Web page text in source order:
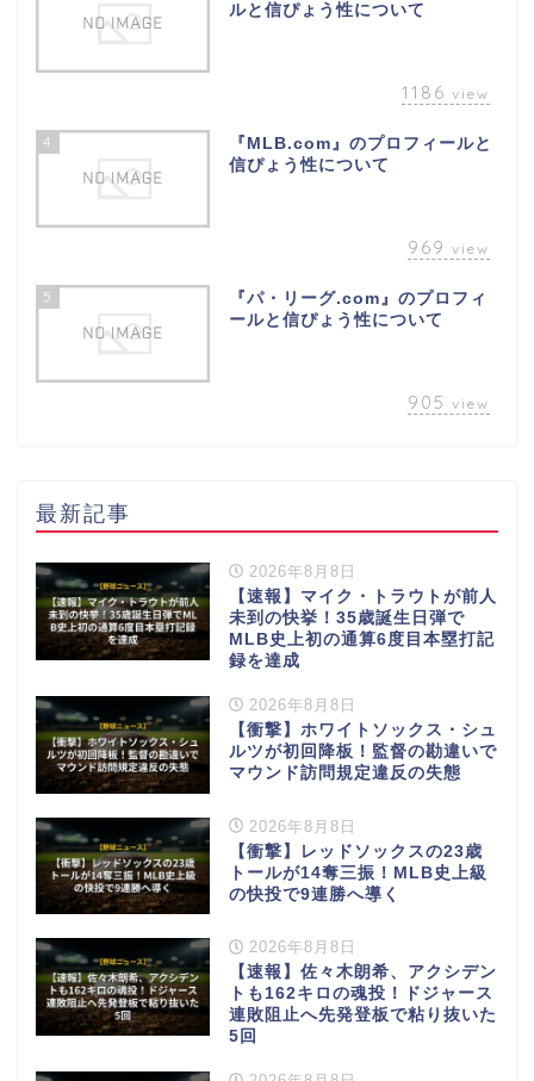
ルと信ぴょう性について
1186 view
4
『MLB.com』のプロフィールと
信ぴょう性について
969 view
5
『パ・リーグ.com』のプロフィ
ールと信ぴょう性について
905 view
最新記事
2026年8月8日
【速報】マイク・トラウトが前人
未到の快挙！35歳誕生日弾で
MLB史上初の通算6度目本塁打記
録を達成
2026年8月8日
【衝撃】ホワイトソックス・シュ
ルツが初回降板！監督の勘違いで
マウンド訪問規定違反の失態
2026年8月8日
【衝撃】レッドソックスの23歳
トールが14奪三振！MLB史上級
の快投で9連勝へ導く
2026年8月8日
【速報】佐々木朗希、アクシデン
トも162キロの魂投！ドジャース
連敗阻止へ先発登板で粘り抜いた
5回